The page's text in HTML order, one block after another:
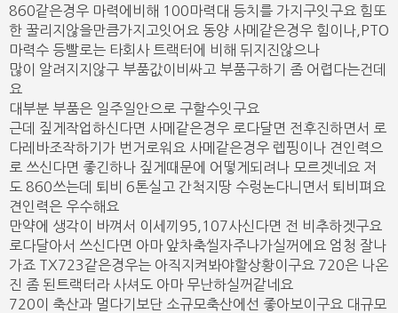
860같은경우 마력에비해 100마력대 등치를 가지구잇구요 힘또
한 꿀리지않을만큼가지고잇어요 동양 사메같은경우 힘이나,PTO
마력수 등빨로는 타회사 트랙터에 비해 뒤지진않으나
많이 알려지지않구 부품값이비싸고 부품구하기 좀 어렵다는건데
요
대부분 부품은 일주일안으로 구할수잇구요
근데 짚게작업하신다면 사메같은경우 로다달면 전후진하면서 로
다레바조작하기가 번거로워요 사메같은경우 렙핑이나 견인력으
로 쓰신다면 좋긴하나 짚게때문에 어떻게되려나 모르겟네요 저
도 860쓰는데 퇴비 6톤실고 간척지땅 수렁논다니면서 퇴비펴요
견인력은 우수해요
만약에 생각이 바껴서 이세끼95,107사신다면 전 비추하겟구요
로다달아서 쓰신다면 아마 앞차축씰자주나가실꺼에요 엄청 잘나
가죠 TX723같은경우는 아직지켜봐야할상황이구요 720은 나온
진 좀 된트랙터라 사셔도 아마 무난하실꺼같네요
720이 축산과 멀다기보단 소규모축산에선 좋아보이구요 대규모